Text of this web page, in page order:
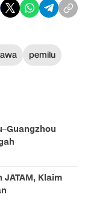
pemilu
Klaim